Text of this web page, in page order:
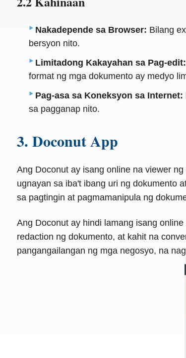
Nakadepende sa Browser: Bilang
bersyon nito.
Limitadong Kakayahan sa Pag-edit:
format ng mga dokumento ay medyo
Pag-asa sa Koneksyon sa Internet:
sa pagganap nito.
3. Doconut App
Ang Doconut ay isang online na viewer
ugnayan sa iba't ibang uri ng dokumento
sa pagtingin at pagmamanipula ng
Ang Doconut ay hindi lamang isang
redaction ng dokumento, at kahit na
pangangailangan ng mga negosyo, na